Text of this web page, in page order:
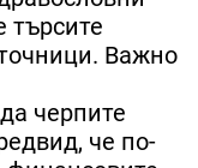
търсите
Важно
черпите
че по-